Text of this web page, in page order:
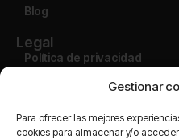
Gestionar
Para ofrecer las mejores
cookies para almacenar y/o
Blog
Legal
Política de privacidad
Política de devolución